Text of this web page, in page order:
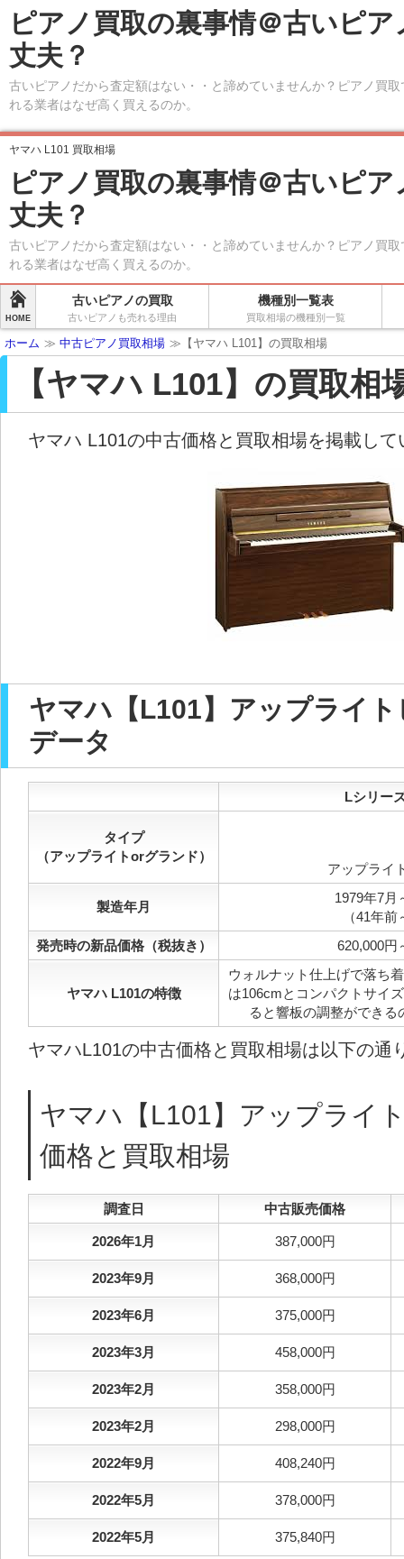
ピアノ買取の裏事情＠古いピア
丈夫？
古いピアノだから査定額はない・・と諦めていませんか？ピアノ買
れる業者はなぜ高く買えるのか。
ヤマハ L101 買取相場
ピアノ買取の裏事情＠古いピア
丈夫？
古いピアノだから査定額はない・・と諦めていませんか？ピアノ買
れる業者はなぜ高く買えるのか。
HOME
古いピアノの買取
古いピアノも売れる理由
機種別一覧表
買取相場の機種別一覧
ホーム ≫ 中古ピアノ買取相場 ≫【ヤマハ L101】の買取相場
【ヤマハ L101】の買取相
ヤマハ L101の中古価格と買取相場を掲載して
ヤマハ【L101】アップライ
データ
Lシリー
タイプ
（アップライトorグランド）
アップライ
製造年月
1979年7月
（41年
発売時の新品価格（税抜き）
620,000円
ヤマハ L101の特徴
ウォルナット仕上げで落ち
は106cmとコンパクトサイ
ると響板の調整ができ
ヤマハL101の中古価格と買取相場は以下の通
ヤマハ【L101】アップライ
価格と買取相場
調査日 中古販売価格
2026年1月 387,000円
2023年9月 368,000円
2023年6月 375,000円
2023年3月 458,000円
2023年2月 358,000円
2023年2月 298,000円
2022年9月 408,240円
2022年5月 378,000円
2022年5月 375,840円